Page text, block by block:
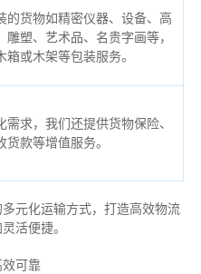
的货物如精密仪器、设备、高
塑、艺术品、名贵字画等，
或木架等包装服务。
求，我们还提供货物保险、
货款等增值服务。
元化运输方式，打造高效物流
活便捷。
可靠